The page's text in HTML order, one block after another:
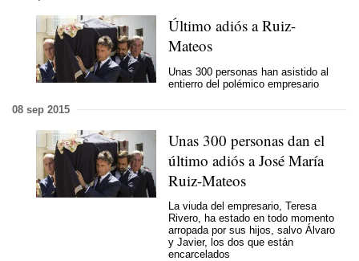
Último adiós a Ruiz-
Mateos
Unas 300 personas han asistido al
entierro del polémico empresario
08 sep 2015
Unas 300 personas dan el
último adiós a José María
Ruiz-Mateos
La viuda del empresario, Teresa
Rivero, ha estado en todo momento
arropada por sus hijos, salvo Álvaro
y Javier, los dos que están
encarcelados